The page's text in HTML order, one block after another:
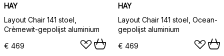
HAY
Layout Chair 141 stoel,
Crèmewit-gepolijst aluminium
€ 469
HAY
Layout Chair 141 stoel, Ocean-
gepolijst aluminium
€ 469